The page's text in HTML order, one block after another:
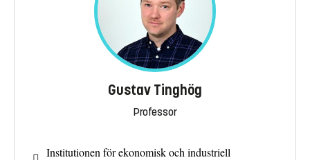
Gustav Tinghög
Professor
Institutionen för ekonomisk och industriell